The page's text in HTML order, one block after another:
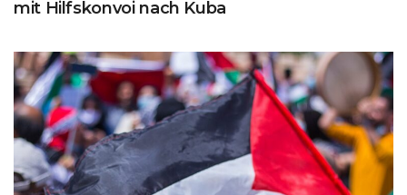
mit Hilfskonvoi nach Kuba